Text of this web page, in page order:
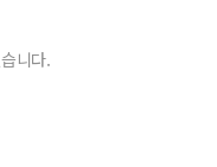
니다.